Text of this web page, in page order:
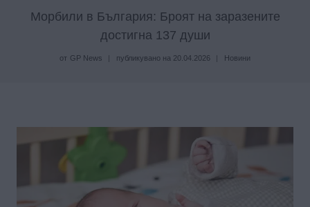
Морбили в България: Броят на заразените
достигна 137 души
от GP News публикувано на 20.04.2026 Новини